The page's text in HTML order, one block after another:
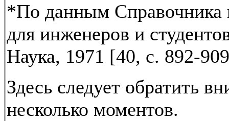
*По данным Справочника
для инженеров и
Наука, 1971 [40, с. 892-
Здесь следует обратить
несколько моментов.